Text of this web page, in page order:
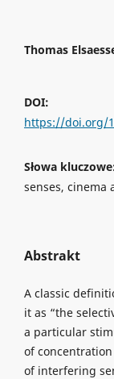
Thomas
DOI:
https://doi.org/
Słowa
senses, cinema
Abstrakt
A classic
it as “the
a particular
of
of interfering